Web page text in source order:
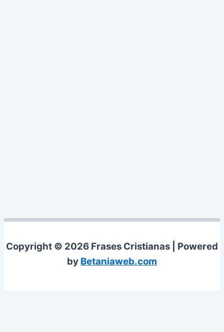
Copyright © 2026 Frases Cristianas | Powered
by Betaniaweb.com